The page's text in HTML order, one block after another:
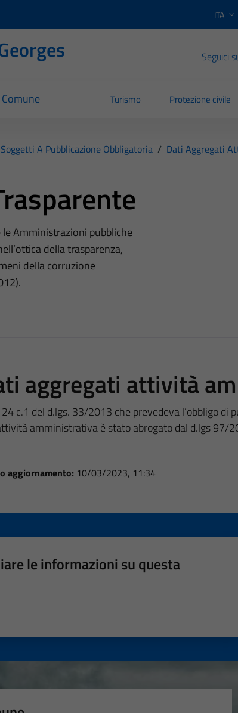
Lingua
ITA
Seguici
Turismo Protezione civile
A Pubblicazione Obbligatoria / Dati Aggregati
Amministrazioni pubbliche
della trasparenza,
della corruzione
aggregati attività
24 c.1 del d.lgs. 33/2013 che prevedeva l’obbligo di
amministrativa è stato abrogato dal d.lgs 97/
aggiornamento: 10/03/2023, 11:34
le informazioni su questa